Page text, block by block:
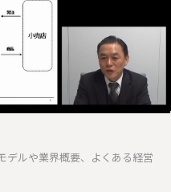
デルや業界概要、よくある経営